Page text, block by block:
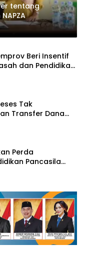
tentang
Beri Insentif
dan Pendidikan
Tak
Transfer Dana
Perda
Pancasila